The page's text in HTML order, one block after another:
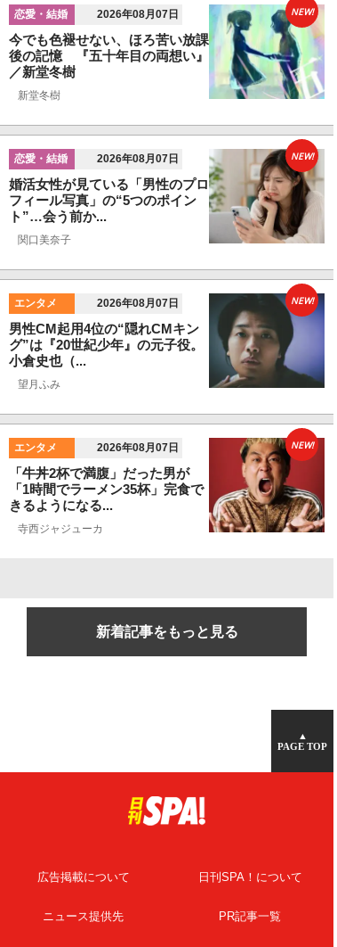
恋愛・結婚 2026年08月07日
今でも色褪せない、ほろ苦い放課
後の記憶 『五十年目の両想い』
／新堂冬樹
新堂冬樹
NEW!
恋愛・結婚 2026年08月07日
婚活女性が見ている「男性のプロ
フィール写真」の“5つのポイン
ト”…会う前か...
関口美奈子
NEW!
エンタメ 2026年08月07日
男性CM起用4位の“隠れCMキン
グ”は『20世紀少年』の元子役。
小倉史也（...
望月ふみ
NEW!
エンタメ 2026年08月07日
「牛丼2杯で満腹」だった男が
「1時間でラーメン35杯」完食で
きるようになる...
寺西ジャジューカ
NEW!
新着記事をもっと見る
▲
PAGE TOP
広告掲載について 日刊SPA！について
ニュース提供先 PR記事一覧